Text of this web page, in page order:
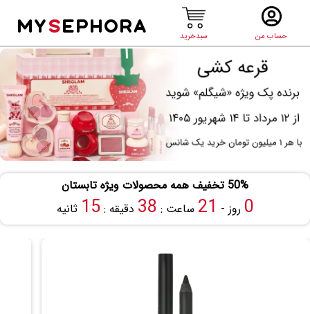
حساب من سبدخرید
MYSEPHORA
50% تخفیف همه محصولات ویژه تابستان
0 روز - 21 ساعت : 38 دقیقه :14 ثانیه